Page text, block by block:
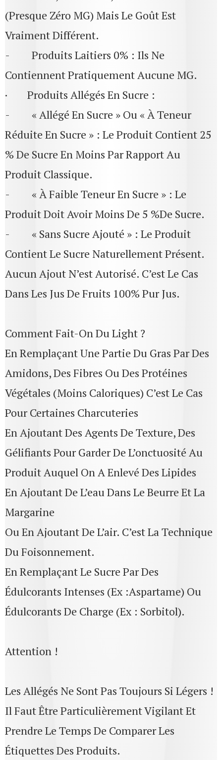
(presque Zéro MG) Mais Le Goût Est
Vraiment Différent.
- Produits Laitiers 0% : Ils Ne
Contiennent Pratiquement Aucune MG.
· Produits Allégés En Sucre :
- « Allégé En Sucre » Ou « À Teneur
Réduite En Sucre » : Le Produit Contient 25
% De Sucre En Moins Par Rapport Au
Produit Classique.
- « À Faible Teneur En Sucre » : Le
Produit Doit Avoir Moins De 5 %de Sucre.
- « Sans Sucre Ajouté » : Le Produit
Contient Le Sucre Naturellement Présent.
Aucun Ajout N’est Autorisé. C’est Le Cas
Dans Les Jus De Fruits 100% Pur Jus.
Comment Fait-On Du Light ?
En Remplaçant Une Partie Du Gras Par Des
Amidons, Des Fibres Ou Des Protéines
Végétales (moins Caloriques) C’est Le Cas
Pour Certaines Charcuteries
En Ajoutant Des Agents De Texture, Des
Gélifiants Pour Garder De L’onctuosité Au
Produit Auquel On A Enlevé Des Lipides
En Ajoutant De L’eau Dans Le Beurre Et La
Margarine
Ou En Ajoutant De L’air. C’est La Technique
Du Foisonnement.
En Remplaçant Le Sucre Par Des
Édulcorants Intenses (ex :aspartame) Ou
Édulcorants De Charge (ex : Sorbitol).
Attention !
Les Allégés Ne Sont Pas Toujours Si Légers !
Il Faut Être Particulièrement Vigilant Et
Prendre Le Temps De Comparer Les
Étiquettes Des Produits.